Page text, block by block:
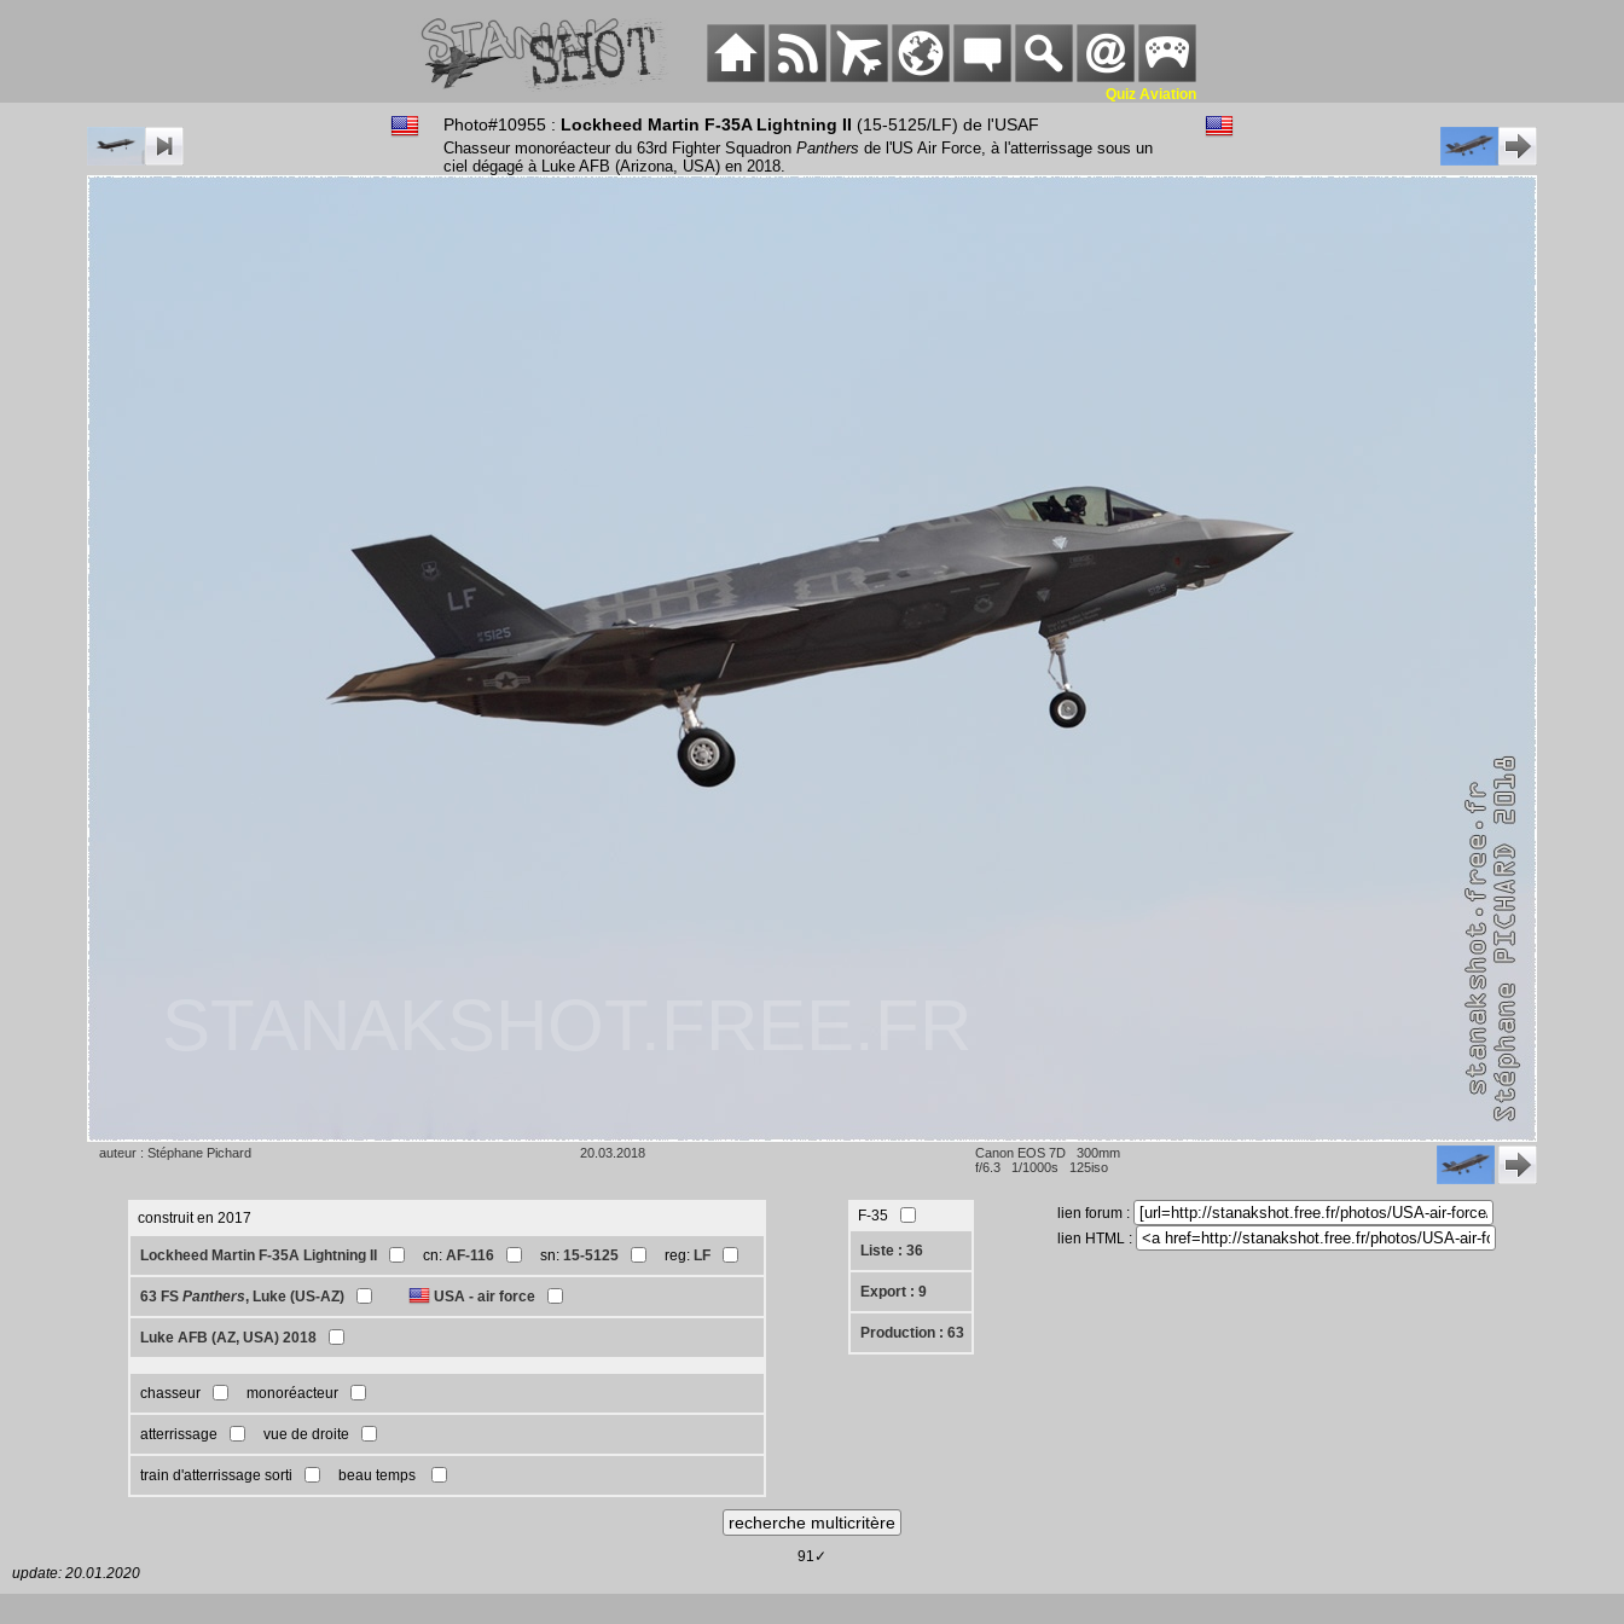
Quiz Aviation
Photo#10955 : Lockheed Martin F-35A Lightning II (15-5125/LF) de l'USAF
Chasseur monoréacteur du 63rd Fighter Squadron Panthers de l'US Air Force, à l'atterrissage sous un
ciel dégagé à Luke AFB (Arizona, USA) en 2018.
auteur : Stéphane Pichard 20.03.2018
Canon EOS 7D 300mm
f/6.3 1/1000s 125iso
construit en 2017
Lockheed Martin F-35A Lightning II cn:AF-116 sn:15-5125 reg: LF
63 FSPanthers, Luke (US-AZ) USA - air force
Luke AFB (AZ, USA) 2018
chasseur monoréacteur
atterrissage vue de droite
train d'atterrissage sorti beau temps
F-35
Liste : 36
Export : 9
Production : 63
lien forum :
lien HTML :
91✓
update: 20.01.2020